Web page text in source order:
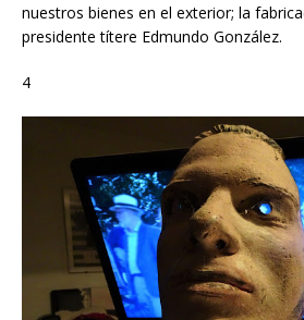
nuestros bienes en el exterior; la
presidente títere Edmundo González.
4